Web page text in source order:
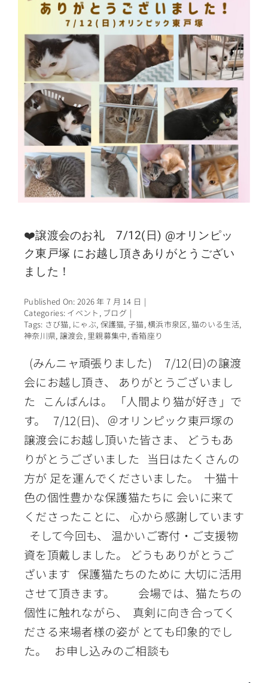
❤️譲渡会のお礼 7/12(日) @オリンピッ
ク東戸塚 にお越し頂きありがとうござい
ました！
Published On: 2026 年 7 月 14 日 |
Categories: イベント , ブログ |
Tags: さび猫, にゃぶ, 保護猫,子猫,横浜市泉区,猫のいる生活,
神奈川県, 譲渡会, 里親募集中,香箱座り
(みんニャ頑張りました) 7/12(日)の譲渡
会にお越し頂き、 ありがとうございまし
た こんばんは。 「人間より猫が好き」で
す。 7/12(日)、＠オリンピック東戸塚の
譲渡会にお越し頂いた皆さま、 どうもあ
りがとうございました 当日はたくさんの
方が 足を運んでくださいました。 十猫十
色の個性豊かな保護猫たちに 会いに来て
くださったことに、 心から感謝しています
そして今回も、 温かいご寄付・ご支援物
資を頂戴しました。 どうもありがとうご
ざいます 保護猫たちのために 大切に活用
させて頂きます。 会場では、猫たちの
個性に触れながら、 真剣に向き合ってく
ださる来場者様の姿が とても印象的でし
た。 お申し込みのご相談も